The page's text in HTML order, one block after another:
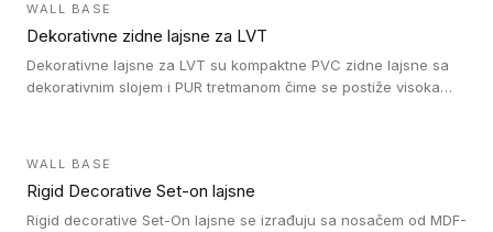
WALL BASE
Dekorativne zidne lajsne za LVT
Dekorativne lajsne za LVT su kompaktne PVC zidne lajsne sa
dekorativnim slojem i PUR tretmanom čime se postiže visoka
WALL BASE
Rigid Decorative Set-on lajsne
Rigid decorative Set-On lajsne se izrađuju sa nosačem od MDF-